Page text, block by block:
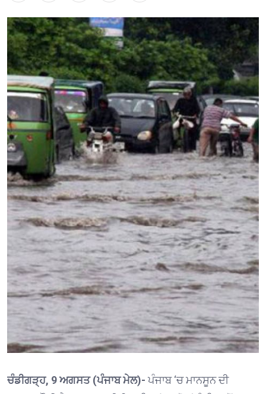
ਚੰਡੀਗੜ੍ਹ, 9 ਅਗਸਤ (ਪੰਜਾਬ ਮੇਲ)- ਪੰਜਾਬ ‘ਚ ਮਾਨਸੂਨ ਦੀ